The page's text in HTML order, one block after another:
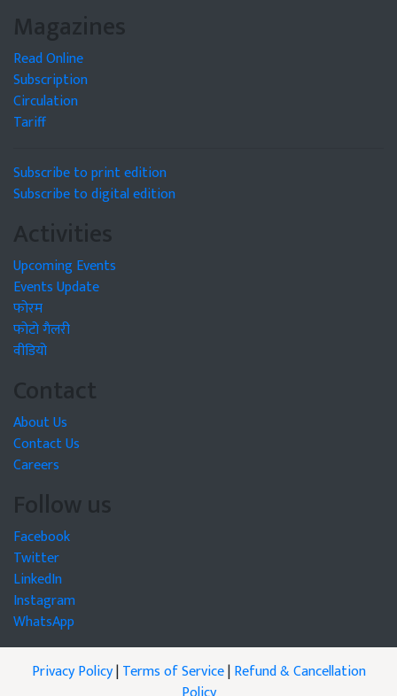
Magazines
Read Online
Subscription
Circulation
Tariff
Subscribe to print edition
Subscribe to digital edition
Activities
Upcoming Events
Events Update
फोरम
फोटो गैलरी
वीडियो
Contact
About Us
Contact Us
Careers
Follow us
Facebook
Twitter
LinkedIn
Instagram
WhatsApp
Privacy Policy|Terms of Service|Refund & Cancellation